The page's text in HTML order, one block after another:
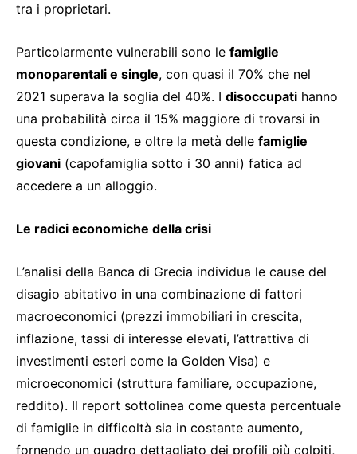
tra i proprietari.
Particolarmente vulnerabili sono le famiglie
monoparentali e single, con quasi il 70% che nel
2021 superava la soglia del 40%. I disoccupati hanno
una probabilità circa il 15% maggiore di trovarsi in
questa condizione, e oltre la metà delle famiglie
giovani (capofamiglia sotto i 30 anni) fatica ad
accedere a un alloggio.
Le radici economiche della crisi
L’analisi della Banca di Grecia individua le cause del
disagio abitativo in una combinazione di fattori
macroeconomici (prezzi immobiliari in crescita,
inflazione, tassi di interesse elevati, l’attrattiva di
investimenti esteri come la Golden Visa) e
microeconomici (struttura familiare, occupazione,
reddito). Il report sottolinea come questa percentuale
di famiglie in difficoltà sia in costante aumento,
fornendo un quadro dettagliato dei profili più colpiti,